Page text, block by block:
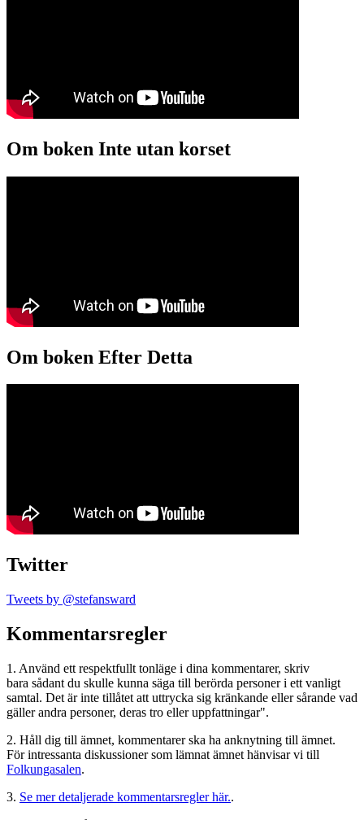
Om boken Inte utan korset
Om boken Efter Detta
Twitter
Tweets by @stefansward
Kommentarsregler
1. Använd ett respektfullt tonläge i dina kommentarer, skriv
bara sådant du skulle kunna säga till berörda personer i ett vanligt
samtal. Det är inte tillåtet att uttrycka sig kränkande eller sårande vad
gäller andra personer, deras tro eller uppfattningar".
2. Håll dig till ämnet, kommentarer ska ha anknytning till ämnet.
För intressanta diskussioner som lämnat ämnet hänvisar vi till
Folkungasalen.
3. Se mer detaljerade kommentarsregler här..